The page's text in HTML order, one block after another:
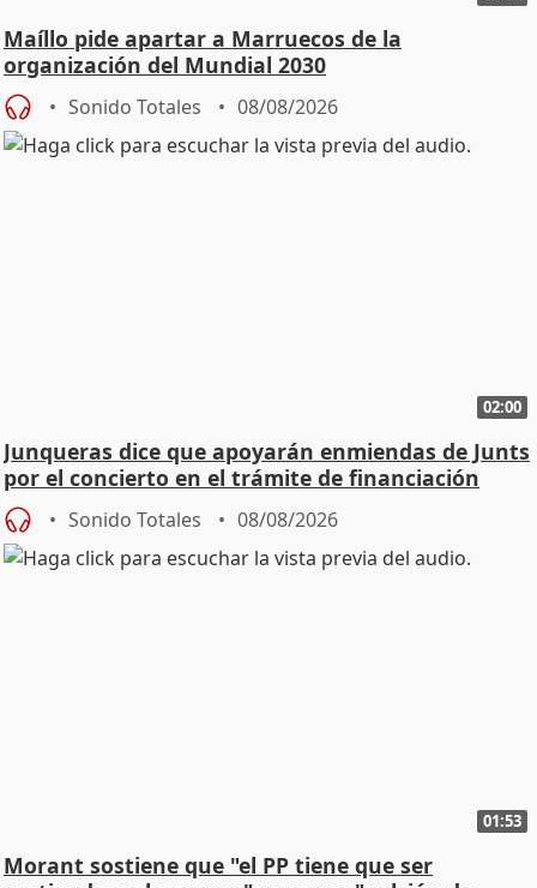
Maíllo pide apartar a Marruecos de la
organización del Mundial 2030
Sonido Totales 08/08/2026
02:00
Junqueras dice que apoyarán enmiendas de Junts
por el concierto en el trámite de financiación
Sonido Totales 08/08/2026
01:53
Morant sostiene que "el PP tiene que ser